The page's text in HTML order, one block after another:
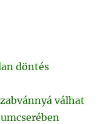
döntés
válhat